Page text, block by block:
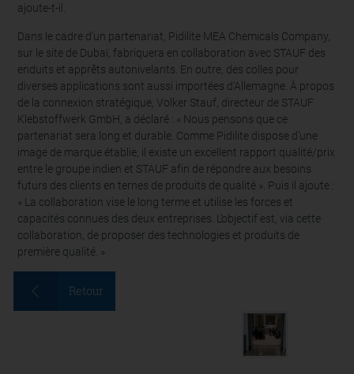
ajoute-t-il.
Dans le cadre d’un partenariat, Pidilite MEA Chemicals Company,
sur le site de Dubaï, fabriquera en collaboration avec STAUF des
enduits et apprêts autonivelants. En outre, des colles pour
diverses applications sont aussi importées d’Allemagne. À propos
de la connexion stratégique, Volker Stauf, directeur de STAUF
Klebstoffwerk GmbH, a déclaré : « Nous pensons que ce
partenariat sera long et durable. Comme Pidilite dispose d’une
image de marque établie, il existe un excellent rapport qualité/prix
entre le groupe indien et STAUF afin de répondre aux besoins
futurs des clients en ternes de produits de qualité ». Puis il ajoute :
« La collaboration vise le long terme et utilise les forces et
capacités connues des deux entreprises. L’objectif est, via cette
collaboration, de proposer des technologies et produits de
première qualité. »
Retour